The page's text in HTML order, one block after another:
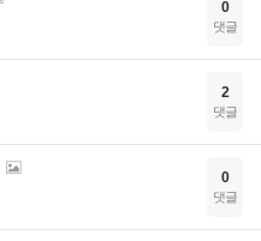
0
댓글
2
댓글
0
댓글